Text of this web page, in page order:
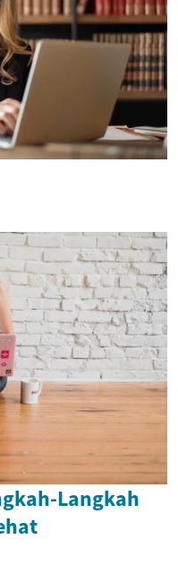
Langkah